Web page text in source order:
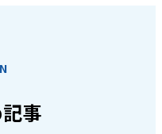
事